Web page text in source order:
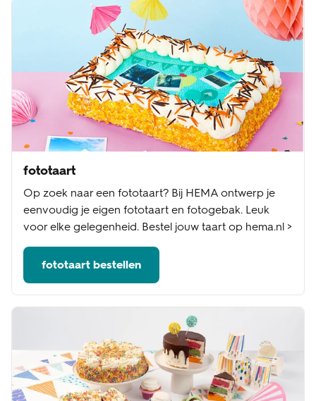
fototaart
Op zoek naar een fototaart? Bij HEMA ontwerp je
eenvoudig je eigen fototaart en fotogebak. Leuk
voor elke gelegenheid. Bestel jouw taart op hema.nl >
fototaart bestellen